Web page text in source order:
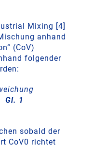
Mixing [4]
anhand
(CoV)
folgender
Gl. 1
sobald der
CoV0 richtet